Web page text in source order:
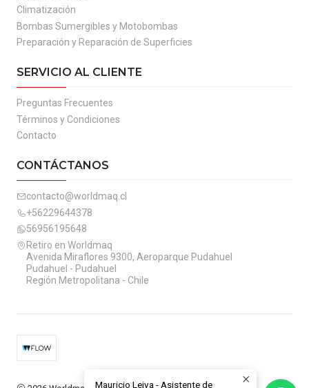
Climatización
Bombas Sumergibles y Motobombas
Preparación y Reparación de Superficies
SERVICIO AL CLIENTE
Preguntas Frecuentes
Términos y Condiciones
Contacto
CONTÁCTANOS
contacto@worldmaq.cl
+56229644378
56956195648
Retiro en Worldmaq
Avenida Miraflores 9300, Aeroparque Pudahuel
Pudahuel - Pudahuel
Región Metropolitana - Chile
Mauricio Leiva - Asistente de